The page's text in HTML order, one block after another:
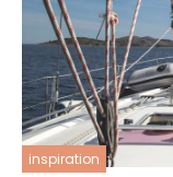
inspiration